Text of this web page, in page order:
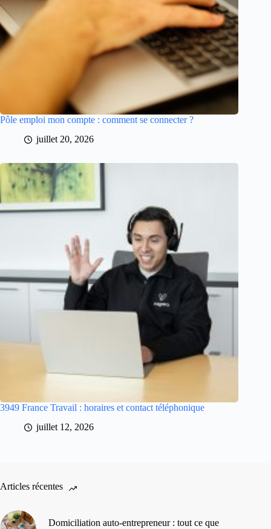
Pôle emploi mon compte : comment se connecter ?
juillet 20, 2026
3949 France Travail : horaires et contact téléphonique
juillet 12, 2026
Articles récentes
Domiciliation auto-entrepreneur : tout ce que